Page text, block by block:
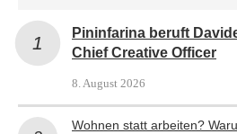
Pininfarina beruft
Chief Creative Officer
8. August 2026
Wohnen statt arbeiten?